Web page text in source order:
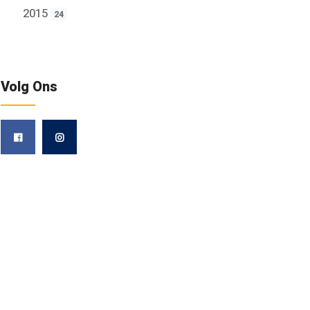
2015 24
Volg Ons